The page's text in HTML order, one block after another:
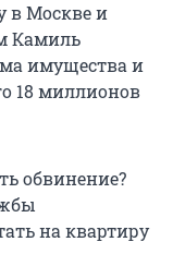
в Москве и
Камиль
имущества и
18 миллионов
обвинение?
на квартиру